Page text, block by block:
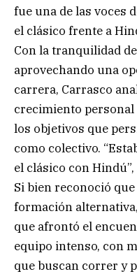
fue una de las voces
el clásico frente a
Con la tranquilidad
aprovechando una
carrera, Carrasco
crecimiento personal
los objetivos que
como colectivo.
el clásico con
Si bien reconoció
formación
que afrontó el
equipo intenso, con
que buscan correr y